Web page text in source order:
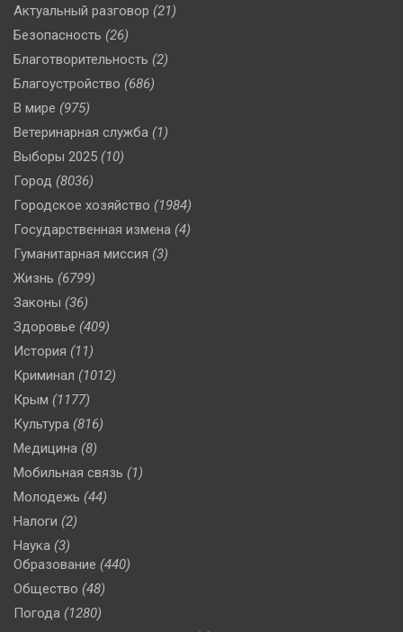
Актуальный разговор (21)
Безопасность (26)
Благотворительность (2)
Благоустройство (686)
В мире (975)
Ветеринарная служба (1)
Выборы 2025 (10)
Город (8036)
Городское хозяйство (1984)
Государственная измена (4)
Гуманитарная миссия (3)
Жизнь (6799)
Законы (36)
Здоровье (409)
История (11)
Криминал (1012)
Крым (1177)
Культура (816)
Медицина (8)
Мобильная связь (1)
Молодежь (44)
Налоги (2)
Наука (3)
Образование (440)
Общество (48)
Погода (1280)